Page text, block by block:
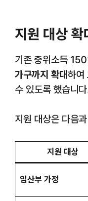
지원 대상 확
기존 중위소득
가구까지 확대하여
수 있도록 했습니
지원 대상은 다음
지원 대상
임산부 가정